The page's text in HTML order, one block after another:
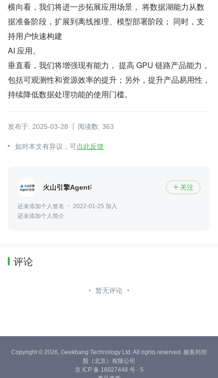
横向看，我们将进一步拓展应用场景， 将数据湖能力从数
据准备阶段，扩展到离线推理、模型部署阶段； 同时，支
持用户快速构建
AI 应用。
垂直看，我们将增强现有能力， 提高 GPU 链路产品能力，
包括可观测性和资源效率的提升；另外，提升产品易用性，
持续降低数据处理功能的使用门槛。
发布于: 2025-03-28 阅读数: 363
如对本文有异议，可点此反馈
火山引擎Agent社区  关注
还未添加个人签名
2022-01-25 加入
还未添加个人简介
评论
暂无评论
Copyright © 2026, Geekbang Technology Ltd. All rights reserved. 极客邦控
股（北京）有限公司
京 ICP 备 16027448 号 - 5